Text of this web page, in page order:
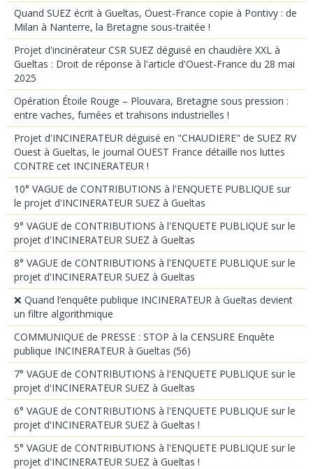
Quand SUEZ écrit à Gueltas, Ouest-France copie à Pontivy : de
Milan à Nanterre, la Bretagne sous-traitée !
Projet d'incinérateur CSR SUEZ déguisé en chaudière XXL à
Gueltas : Droit de réponse à l'article d'Ouest-France du 28 mai
2025
Opération Étoile Rouge – Plouvara, Bretagne sous pression :
entre vaches, fumées et trahisons industrielles !
Projet d'INCINERATEUR déguisé en "CHAUDIERE" de SUEZ RV
Ouest à Gueltas, le journal OUEST France détaille nos luttes
CONTRE cet INCINERATEUR !
10° VAGUE de CONTRIBUTIONS à l'ENQUETE PUBLIQUE sur
le projet d'INCINERATEUR SUEZ à Gueltas
9° VAGUE de CONTRIBUTIONS à l'ENQUETE PUBLIQUE sur le
projet d'INCINERATEUR SUEZ à Gueltas
8° VAGUE de CONTRIBUTIONS à l'ENQUETE PUBLIQUE sur le
projet d'INCINERATEUR SUEZ à Gueltas
❌ Quand l’enquête publique INCINERATEUR à Gueltas devient
un filtre algorithmique
COMMUNIQUE de PRESSE : STOP à la CENSURE Enquête
publique INCINERATEUR à Gueltas (56)
7° VAGUE de CONTRIBUTIONS à l'ENQUETE PUBLIQUE sur le
projet d'INCINERATEUR SUEZ à Gueltas
6° VAGUE de CONTRIBUTIONS à l'ENQUETE PUBLIQUE sur le
projet d'INCINERATEUR SUEZ à Gueltas !
5° VAGUE de CONTRIBUTIONS à l'ENQUETE PUBLIQUE sur le
projet d'INCINERATEUR SUEZ à Gueltas !